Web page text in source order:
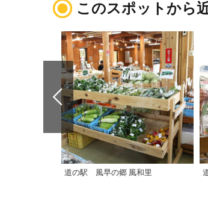
このスポットから
道の駅 風早の郷 風和里